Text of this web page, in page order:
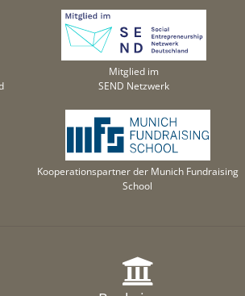
Mitglied im
SEND Netzwerk
Kooperationspartner der Munich Fundraising
School